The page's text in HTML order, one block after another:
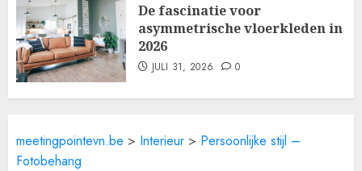
De fascinatie voor
asymmetrische vloerkleden in
2026
JULI 31, 2026 0
meetingpointevn.be > Interieur > Persoonlijke stijl –
Fotobehang